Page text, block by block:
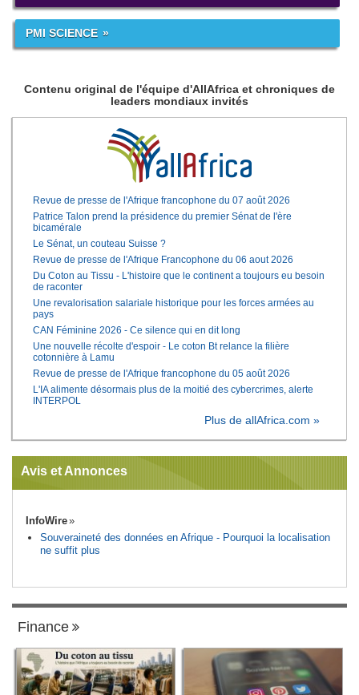
PMI SCIENCE
Contenu original de l'équipe d'AllAfrica et chroniques de
leaders mondiaux invités
Revue de presse de l'Afrique francophone du 07 août 2026
Patrice Talon prend la présidence du premier Sénat de l'ère
bicamérale
Le Sénat, un couteau Suisse ?
Revue de presse de l'Afrique Francophone du 06 aout 2026
Du Coton au Tissu - L'histoire que le continent a toujours eu besoin
de raconter
Une revalorisation salariale historique pour les forces armées au
pays
CAN Féminine 2026 - Ce silence qui en dit long
Une nouvelle récolte d'espoir - Le coton Bt relance la filière
cotonnière à Lamu
Revue de presse de l'Afrique francophone du 05 août 2026
L'IA alimente désormais plus de la moitié des cybercrimes, alerte
INTERPOL
Plus de allAfrica.com »
Avis et Annonces
InfoWire
Souveraineté des données en Afrique - Pourquoi la localisation
ne suffit plus
Finance